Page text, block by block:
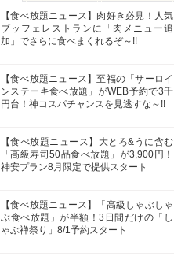
【食べ放題ニュース】肉好き必見！人気
ブッフェレストランに「肉メニュー追
加」でさらに食べまくれるぞ～!!
【食べ放題ニュース】至福の「サーロイ
ンステーキ食べ放題」がWEB予約で3千
円台！神コスパチャンスを見逃すな～!!
【食べ放題ニュース】大とろ&うに含む
「高級寿司50品食べ放題」が3,900円！
神安プラン8月限定で提供スタート
【食べ放題ニュース】「高級しゃぶしゃ
ぶ食べ放題」が半額！3日間だけの「し
ゃぶ禅祭り」8/1予約スタート